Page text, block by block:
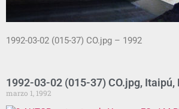
1992-03-02 (015-37) CO.jpg – 1992
1992-03-02 (015-37) CO.jpg,
marzo 1, 1992